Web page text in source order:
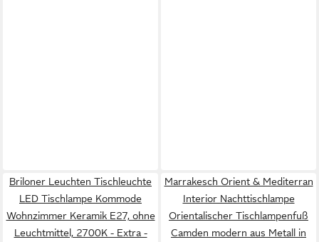
Briloner Leuchten Tischleuchte
LED Tischlampe Kommode
Wohnzimmer Keramik E27, ohne
Leuchtmittel, 2700K - Extra -
Marrakesch Orient & Mediterran
Interior Nachttischlampe
Orientalischer Tischlampenfuß
Camden modern aus Metall in